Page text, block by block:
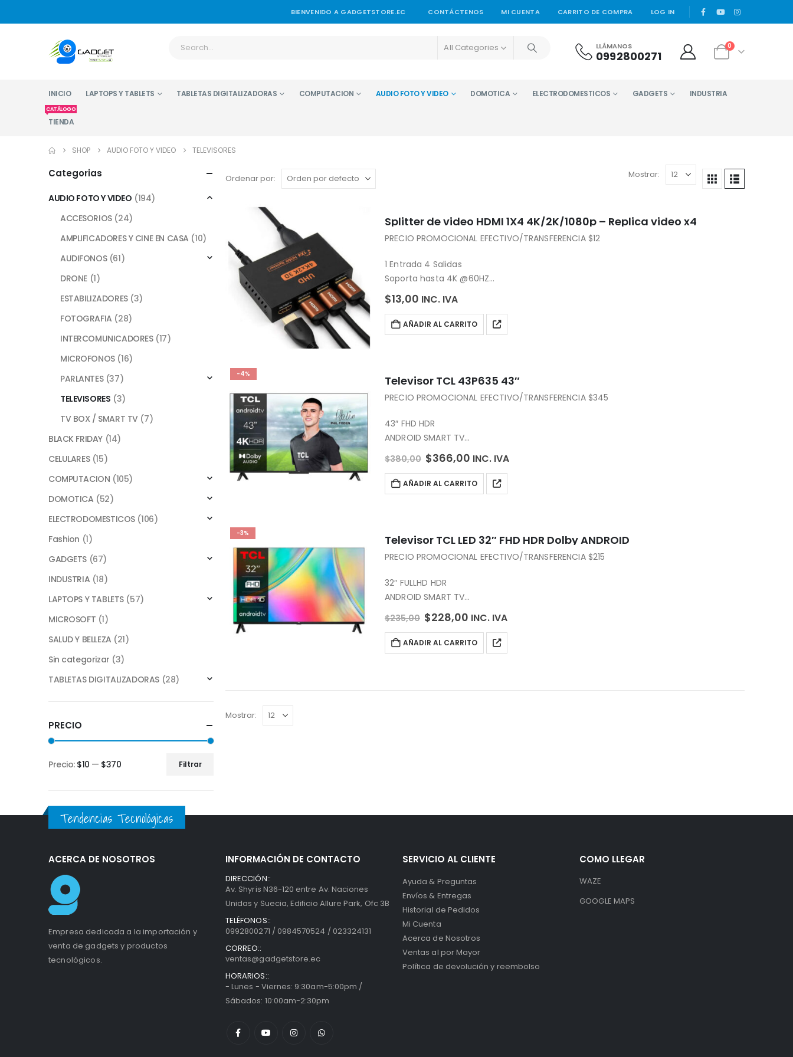
BIENVENIDO A GADGETSTORE.EC CONTÁCTENOS MI CUENTA CARRITO DE COMPRA LOG IN |
All Categories LLÁMANOS
0992800271
0
INICIO LAPTOPS Y TABLETS TABLETAS DIGITALIZADORAS COMPUTACION AUDIO FOTO Y VIDEO DOMOTICA ELECTRODOMESTICOS GADGETS INDUSTRIA
TIENDA
CATÁLOGO
SHOP AUDIO FOTO Y VIDEO TELEVISORES
Ordenar por: Mostrar:
Splitter de video HDMI 1X4 4K/2K/1080p – Replica video x4
PRECIO PROMOCIONAL EFECTIVO/TRANSFERENCIA $12
1 Entrada 4 Salidas
Soporta hasta 4K @60HZ
Multiformatos: NTSC / PAL / SECAM
salida: HDMI+HDCP1.0/1.1/1.2/1.2a/1.3/1.4
$13,00 INC. IVA
AÑADIR AL CARRITO
-4% Televisor TCL 43P635 43″
PRECIO PROMOCIONAL EFECTIVO/TRANSFERENCIA $345
43″ FHD HDR
ANDROID SMART TV
Sintonizador Análogo y Digital
Sin Bordes
$380,00 $366,00 INC. IVA
AÑADIR AL CARRITO
-3% Televisor TCL LED 32″ FHD HDR Dolby ANDROID
PRECIO PROMOCIONAL EFECTIVO/TRANSFERENCIA $215
32″ FULLHD HDR
ANDROID SMART TV
Sintonizador Análogo y Digital
Sin Bordes
$235,00 $228,00 INC. IVA
AÑADIR AL CARRITO
Mostrar:
Categorias
AUDIO FOTO Y VIDEO (194)
ACCESORIOS (24)
AMPLIFICADORES Y CINE EN CASA (10)
AUDIFONOS (61)
DRONE (1)
ESTABILIZADORES (3)
FOTOGRAFIA (28)
INTERCOMUNICADORES (17)
MICROFONOS (16)
PARLANTES (37)
TELEVISORES (3)
TV BOX / SMART TV (7)
BLACK FRIDAY (14)
CELULARES (15)
COMPUTACION (105)
DOMOTICA (52)
ELECTRODOMESTICOS (106)
Fashion (1)
GADGETS (67)
INDUSTRIA (18)
LAPTOPS Y TABLETS (57)
MICROSOFT (1)
SALUD Y BELLEZA (21)
Sin categorizar (3)
TABLETAS DIGITALIZADORAS (28)
PRECIO
Filtrar
Precio: $10 — $370
Tendencias Tecnológicas
ACERCA DE NOSOTROS
Empresa dedicada a la importación y
venta de gadgets y productos
tecnológicos.
INFORMACIÓN DE CONTACTO
DIRECCIÓN::
Av. Shyris N36-120 entre Av. Naciones
Unidas y Suecia, Edificio Allure Park, Ofc 3B
TELÉFONOS::
0992800271 / 0984570524 / 023324131
CORREO::
ventas@gadgetstore.ec
HORARIOS::
- Lunes - Viernes: 9:30am-5:00pm /
Sábados: 10:00am-2:30pm
SERVICIO AL CLIENTE
Ayuda & Preguntas
Envíos & Entregas
Historial de Pedidos
Mi Cuenta
Acerca de Nosotros
Ventas al por Mayor
Política de devolución y reembolso
COMO LLEGAR
WAZE
GOOGLE MAPS